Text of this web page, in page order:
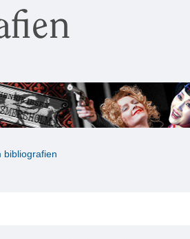
bibliografien